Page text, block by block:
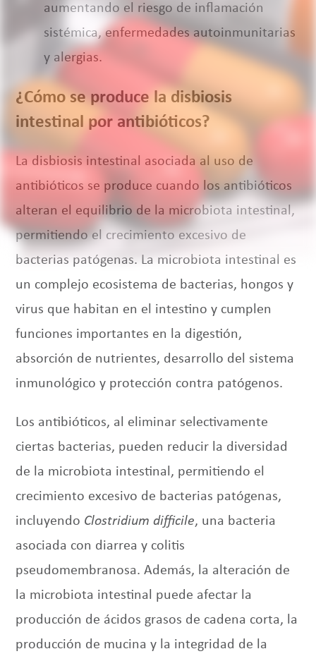
aumentando el riesgo de inflamación
sistémica, enfermedades autoinmunitarias
y alergias.
¿Cómo se produce la disbiosis
intestinal por antibióticos?
La disbiosis intestinal asociada al uso de
antibióticos se produce cuando los antibióticos
alteran el equilibrio de la microbiota intestinal,
permitiendo el crecimiento excesivo de
bacterias patógenas. La microbiota intestinal es
un complejo ecosistema de bacterias, hongos y
virus que habitan en el intestino y cumplen
funciones importantes en la digestión,
absorción de nutrientes, desarrollo del sistema
inmunológico y protección contra patógenos.
Los antibióticos, al eliminar selectivamente
ciertas bacterias, pueden reducir la diversidad
de la microbiota intestinal, permitiendo el
crecimiento excesivo de bacterias patógenas,
incluyendo Clostridium difficile, una bacteria
asociada con diarrea y colitis
pseudomembranosa. Además, la alteración de
la microbiota intestinal puede afectar la
producción de ácidos grasos de cadena corta, la
producción de mucina y la integridad de la